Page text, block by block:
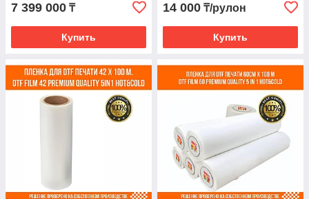
7 399 000 ₸
Купить
14 000 ₸/рулон
Купить